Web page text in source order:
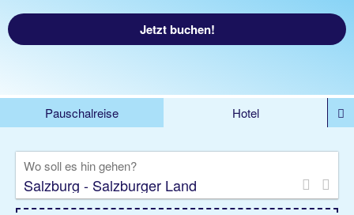
Jetzt buchen!
Pauschalreise
Hotel
Rundreise
Kreuzfahrt
Gruppenreise
Camper Privattransfer
Wo soll es hin gehen?